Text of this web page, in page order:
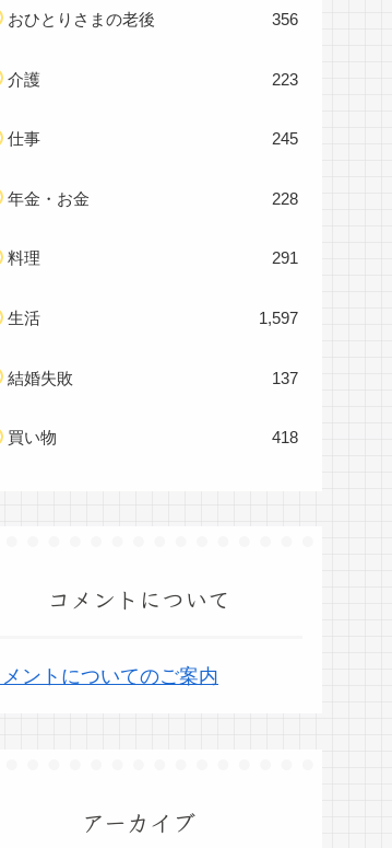
おひとりさまの老後 356
介護 223
仕事 245
年金・お金 228
料理 291
生活 1,597
結婚失敗 137
買い物 418
コメントについて
ントについてのご案内
アーカイブ